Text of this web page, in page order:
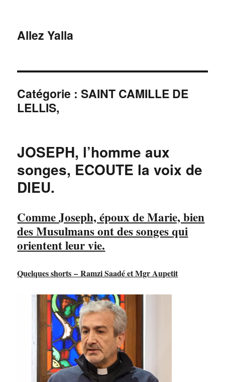
Allez Yalla
Catégorie :SAINT CAMILLE DE
LELLIS,
JOSEPH, l’homme aux
songes, ECOUTE la voix de
DIEU.
Comme Joseph, époux de Marie, bien
des Musulmans ont des songes qui
orientent leur vie.
Quelques shorts – Ramzi Saadé et Mgr Aupetit